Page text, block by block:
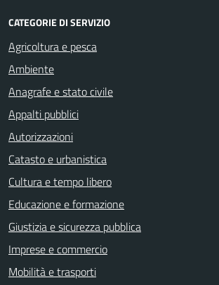
CATEGORIE DI SERVIZIO
Agricoltura e pesca
Ambiente
Anagrafe e stato civile
Appalti pubblici
Autorizzazioni
Catasto e urbanistica
Cultura e tempo libero
Educazione e formazione
Giustizia e sicurezza pubblica
Imprese e commercio
Mobilità e trasporti